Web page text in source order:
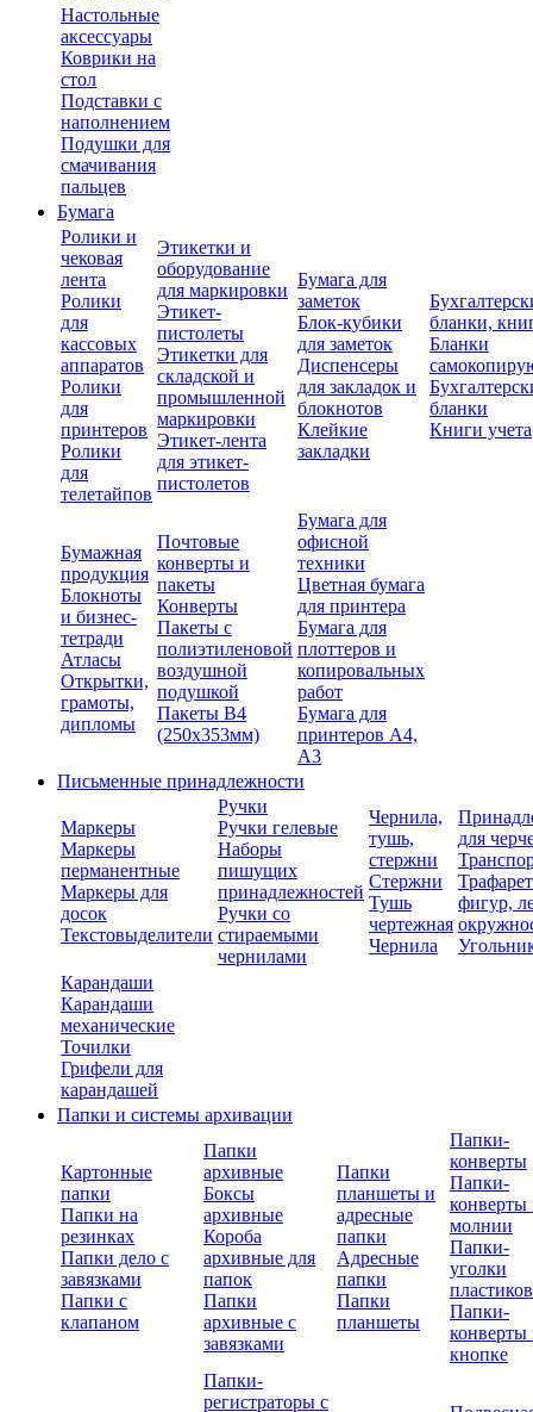
Настольные
аксессуары
Коврики на
стол
Подставки с
наполнением
Подушки для
смачивания
пальцев
Бумага
Ролики и
чековая
лента
Ролики
для
кассовых
аппаратов
Ролики
для
принтеров
Ролики
для
телетайпов
Этикетки и
оборудование
для маркировки
Этикет-
пистолеты
Этикетки для
складской и
промышленной
маркировки
Этикет-лента
для этикет-
пистолетов
Бумага для
заметок
Блок-кубики
для заметок
Диспенсеры
для закладок и
блокнотов
Клейкие
закладки
бланки,
Бланки
бланки
Книги учета
Бумажная
продукция
Блокноты
и бизнес-
тетради
Атласы
Открытки,
грамоты,
дипломы
Почтовые
конверты и
пакеты
Конверты
Пакеты с
полиэтиленовой
воздушной
подушкой
Пакеты В4
(250х353мм)
Бумага для
офисной
техники
Цветная бумага
для принтера
Бумага для
плоттеров и
копировальных
работ
Бумага для
принтеров А4,
А3
Письменные принадлежности
Маркеры
Маркеры
перманентные
Маркеры для
досок
Текстовыделители
Ручки
Ручки гелевые
Наборы
пишущих
принадлежностей
Ручки со
стираемыми
чернилами
Чернила,
тушь,
стержни
Стержни
Тушь
чертежная
Чернила
для
фигур,
Карандаши
Карандаши
механические
Точилки
Грифели для
карандашей
Папки и системы архивации
Картонные
папки
Папки на
резинках
Папки дело с
завязками
Папки с
клапаном
Папки
архивные
Боксы
архивные
Короба
архивные для
папок
Папки
архивные с
завязками
Папки
планшеты и
адресные
папки
Адресные
папки
Папки
планшеты
Папки-
конверты
Папки-
конверты
молнии
Папки-
уголки
Папки-
конверты
кнопке
Папки-
регистраторы с